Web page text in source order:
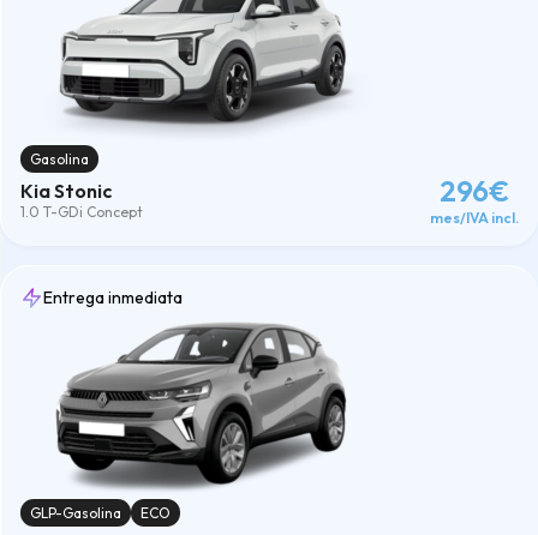
Gasolina
Kia Stonic
1.0 T-GDi Concept
296€
mes/IVA incl.
Entrega inmediata
GLP-Gasolina ECO